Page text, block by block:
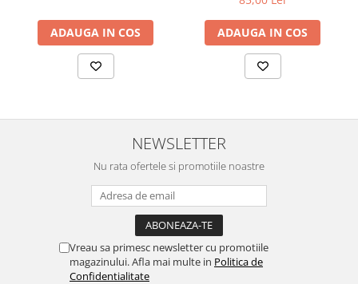
ADAUGA IN COS ADAUGA IN COS
NEWSLETTER
Nu rata ofertele si promotiile noastre
Vreau sa primesc newsletter cu promotiile
magazinului. Afla mai multe in Politica de
Confidentialitate